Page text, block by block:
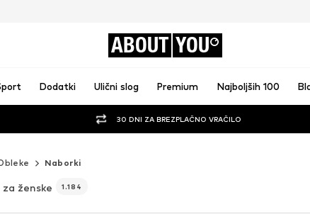
ABOUT YOU
Dodatki Ulični slog Premium Najboljših 100
30 DNI ZA BREZPLAČNO VRAČILO
Naborki
ženske 1.184